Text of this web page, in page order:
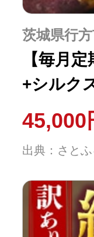
茨城県行
【毎月
+シルク
45,000
出典：さとふ